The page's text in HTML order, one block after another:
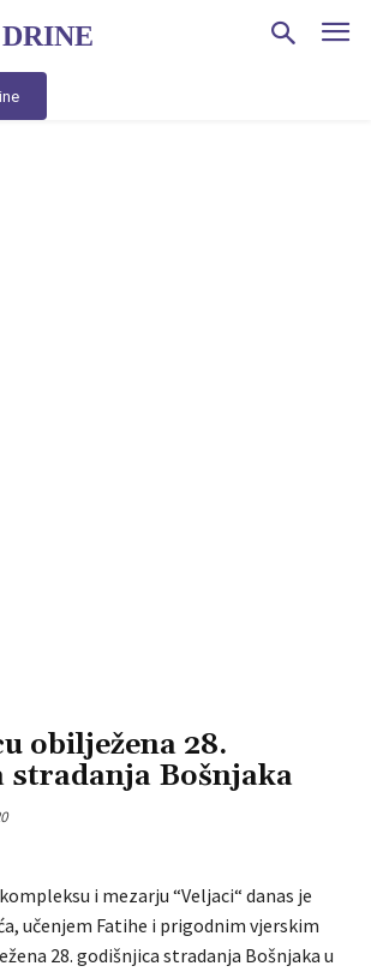
obilježena 28.
stradanja Bošnjaka
i mezarju “Veljaci“ danas je
učenjem Fatihe i prigodnim vjerskim
28. godišnjica stradanja Bošnjaka u